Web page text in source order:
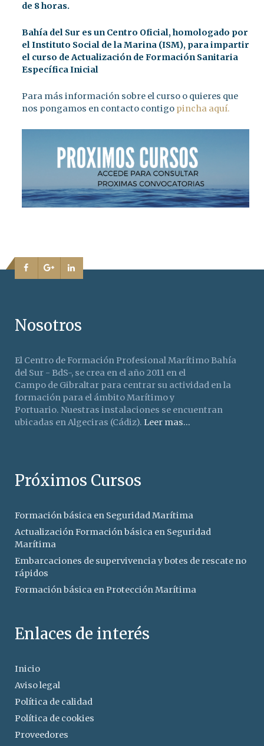
de 8 horas.
Bahía del Sur es un Centro Oficial, homologado por
el Instituto Social de la Marina (ISM), para impartir
el curso de Actualización de Formación Sanitaria
Específica Inicial
Para más información sobre el curso o quieres que
nos pongamos en contacto contigo pincha aquí.
Nosotros
El Centro de Formación Profesional Marítimo Bahía
del Sur - BdS-, se crea en el año 2011 en el
Campo de Gibraltar para centrar su actividad en la
formación para el ámbito Marítimo y
Portuario. Nuestras instalaciones se encuentran
ubicadas en Algeciras (Cádiz). Leer mas...
Próximos Cursos
Formación básica en Seguridad Marítima
Actualización Formación básica en Seguridad
Marítima
Embarcaciones de supervivencia y botes de rescate no
rápidos
Formación básica en Protección Marítima
Enlaces de interés
Inicio
Aviso legal
Política de calidad
Política de cookies
Proveedores